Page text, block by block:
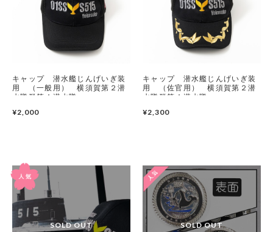
キャップ 潜水艦じんげいぎ装
用 （一般用） 横須賀第２潜
水隊群第４潜水隊
¥2,000
キャップ 潜水艦じんげいぎ装
用 （佐官用） 横須賀第２潜
水隊群第４潜水隊
¥2,300